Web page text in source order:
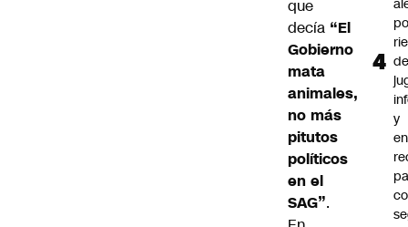
que
decía “El
Gobierno
mata
animales,
no más
pitutos
políticos
en el
SAG”.
de
y